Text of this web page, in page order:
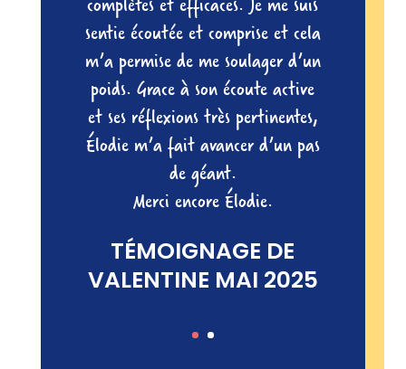
sentie écoutée et comprise et cela
m’a permise de me soulager d’un
poids. Grace à son écoute active
et ses réflexions très pertinentes,
Élodie m’a fait avancer d’un pas
de géant.
Merci encore Élodie.
TÉMOIGNAGE DE
VALENTINE MAI 2025
TÉMOIGNAGE DE
GWENAËLLE
RICORDEL
ACCOMPAGNÉE EN
2025